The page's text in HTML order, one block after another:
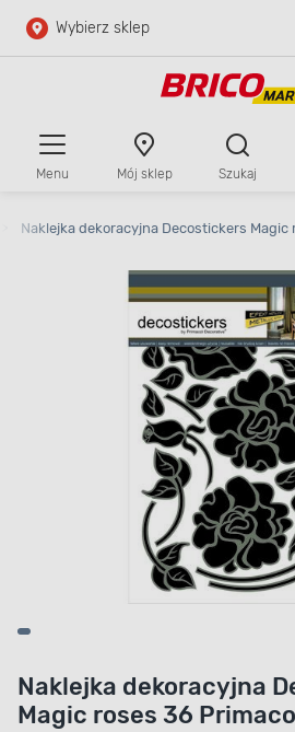
Przejdź do głównej zawartości
Wybierz sklep
Menu Mój sklep Szukaj
Naklejka dekoracyjna Decostickers
Naklejka dekoracyjna
Magic roses 36